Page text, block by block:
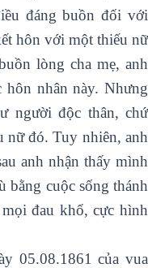
đáng buồn đối với
hôn với một thiếu nữ
lòng cha mẹ, anh
hôn nhân này. Nhưng
người độc thân, chứ
nữ đó. Tuy nhiên, anh
anh nhận thấy mình
bằng cuộc sống thánh
đau khổ, cực hình
05.08.1861 của vua